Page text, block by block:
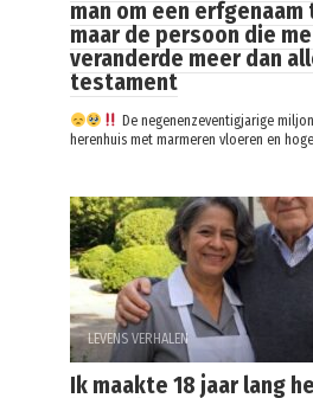
man om een
maar de persoon die
veranderde meer dan
testament
De negenenzeventigjarige
herenhuis met marmeren vloeren en hoge
LEVENS VERHALEN
Ik maakte 18 jaar lang